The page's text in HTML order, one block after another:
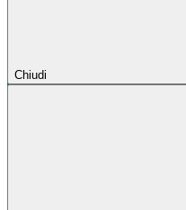
Chiudi